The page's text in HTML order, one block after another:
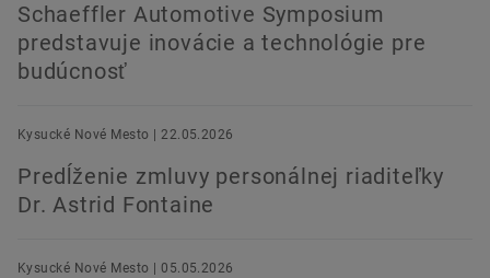
Schaeffler Automotive Symposium
predstavuje inovácie a technológie pre
budúcnosť
Kysucké Nové Mesto | 22.05.2026
Predĺženie zmluvy personálnej riaditeľky
Dr. Astrid Fontaine
Kysucké Nové Mesto | 05.05.2026